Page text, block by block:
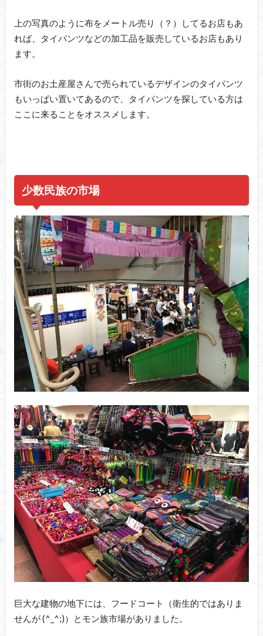
上の写真のように布をメートル売り（？）してるお店もあ
れば、タイパンツなどの加工品を販売しているお店もあり
ます。
市街のお土産屋さんで売られているデザインのタイパンツ
もいっぱい置いてあるので、タイパンツを探している方は
ここに来ることをオススメします。
少数民族の市場
巨大な建物の地下には、フードコート（衛生的ではありま
せんが (^_^;)）とモン族市場がありました。